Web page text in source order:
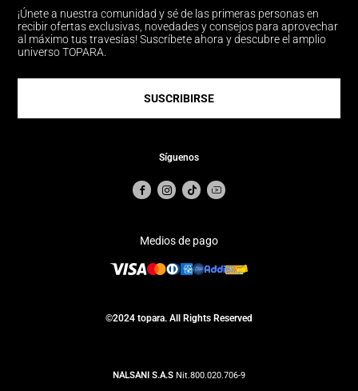
¡Únete a nuestra comunidad y sé de las primeras personas en
recibir ofertas exclusivas, novedades y consejos para aprovechar
al máximo tus travesías! Suscríbete ahora y descubre el amplio
universo TOPARA.
SUSCRIBIRSE
Síguenos
Medios de pago
©2024 topara. All Rights Reserved
NALSANI S.A.S Nit.800.020.706-9